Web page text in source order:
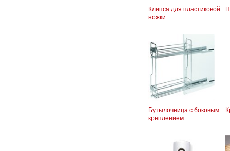
Клипса для пластиковой
ножки.
Бутылочница с боковым
креплением.